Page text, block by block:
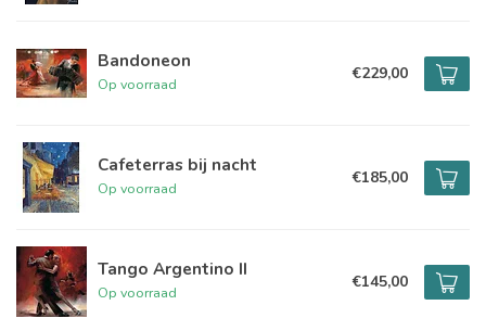
Bandoneon
Op voorraad
€229,00
Cafeterras bij nacht
Op voorraad
€185,00
Tango Argentino II
Op voorraad
€145,00